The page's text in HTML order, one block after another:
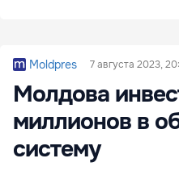
Moldpres 7 августа 2023,
Молдова
миллионов в
систему